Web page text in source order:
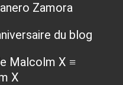
Zamora
du blog
Malcolm X ≡
X